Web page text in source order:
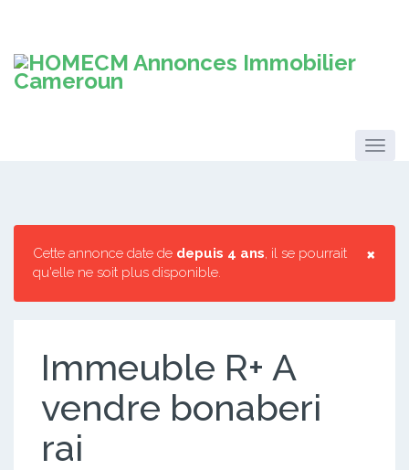
×
Cette annonce date de depuis 4 ans, il se pourrait
qu'elle ne soit plus disponible.
Immeuble R+ A
vendre bonaberi
rai